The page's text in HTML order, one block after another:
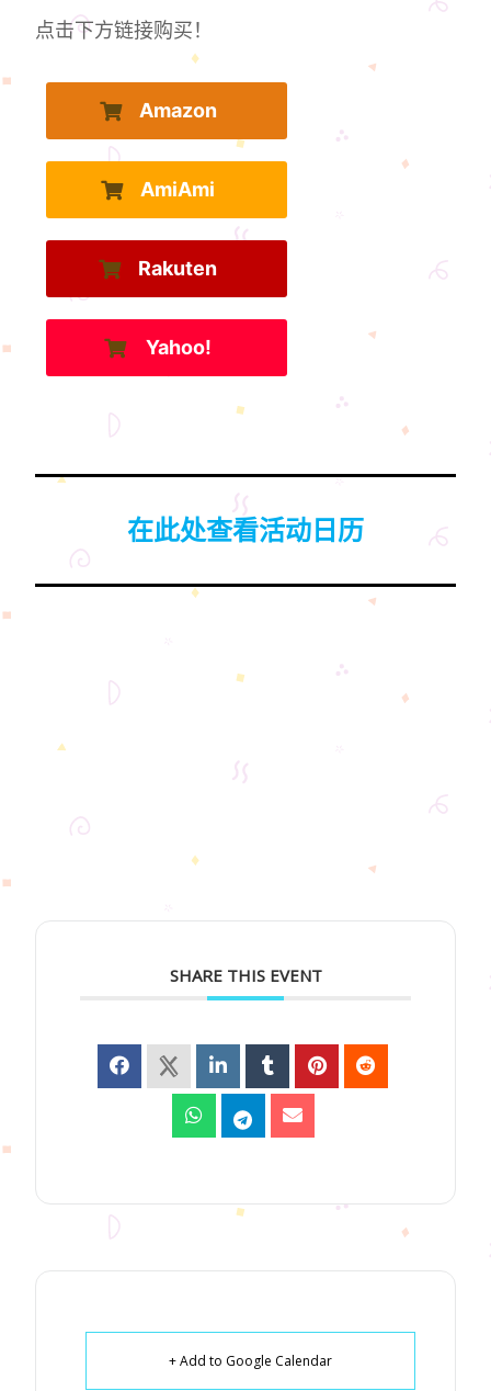
点击下方链接购买！
Amazon
AmiAmi
Rakuten
Yahoo!
在此处查看活动日历
SHARE THIS EVENT
+ Add to Google Calendar